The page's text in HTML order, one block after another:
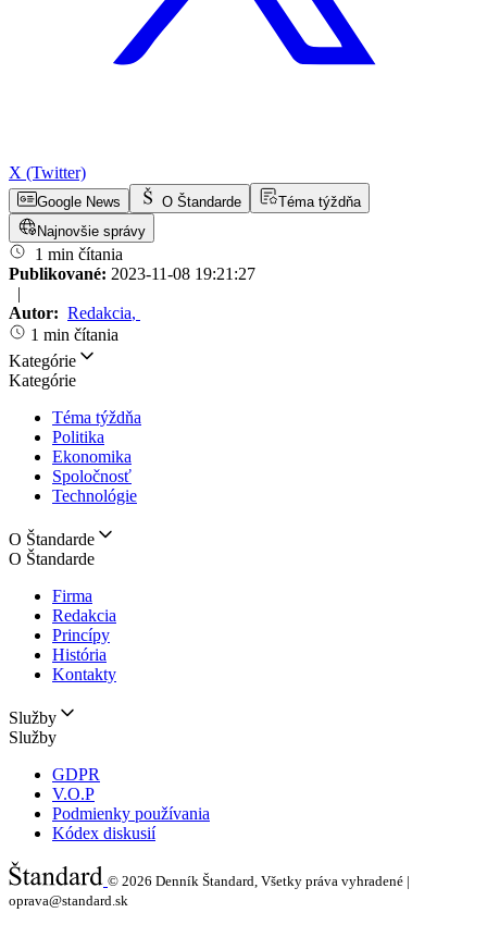
X (Twitter)
Google News O Štandarde
Téma týždňa
Najnovšie správy
1 min čítania
Publikované: 2023-11-08 19:21:27
|
Autor: Redakcia,
1 min čítania
Kategórie
Kategórie
Téma týždňa
Politika
Ekonomika
Spoločnosť
Technológie
O Štandarde
O Štandarde
Firma
Redakcia
Princípy
História
Kontakty
Služby
Služby
GDPR
V.O.P
Podmienky používania
Kódex diskusií
© 2026 Denník Štandard, Všetky práva vyhradené |
oprava@standard.sk